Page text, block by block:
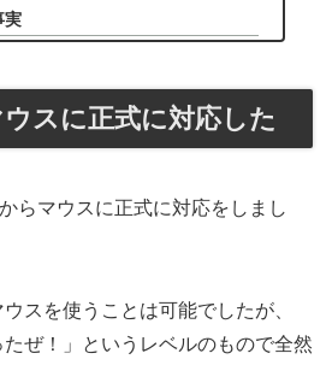
実
スに正式に対応した
らマウスに正式に対応をしまし
スを使うことは可能でしたが、
たぜ！」というレベルのもので全然